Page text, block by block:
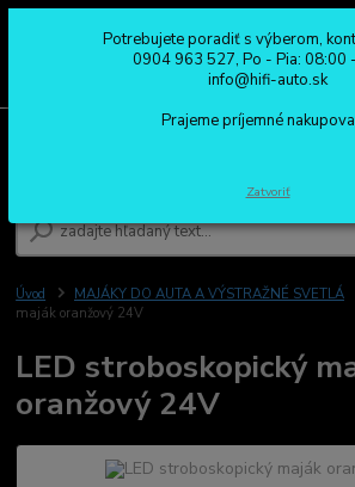
0904 963 527
Po - Pia: 08:00 - 16:00
Úvod MAJÁKY DO AUTA A VÝSTRAŽNÉ SVETLÁ
maják oranžový 24V
LED stroboskopický
oranžový 24V
Potrebujete poradiť s výberom,
0904 963 527, Po - Pia: 08:00
info@hifi-auto.sk
Prajeme príjemné
Zatvoriť